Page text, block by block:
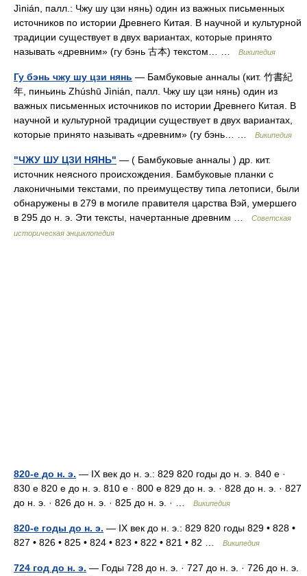
Jìnián, палл.: Чжу шу цзи нянь) один из важных письменных
источников по истории Древнего Китая. В научной и культурной
традиции существует в двух вариантах, которые принято
называть «древним» (гу бэнь 古本) текстом… …
Википедия
Гу бэнь чжу шу цзи нянь — Бамбуковые анналы (кит. 竹書紀
年, пиньинь Zhúshū Jìnián, палл. Чжу шу цзи нянь) один из
важных письменных источников по истории Древнего Китая. В
научной и культурной традиции существует в двух вариантах,
которые принято называть «древним» (гу бэнь… …
Википедия
"ЧЖУ ШУ ЦЗИ НЯНЬ" — ( Бамбуковые анналы ) др. кит.
источник неясного происхождения. Бамбуковые планки с
лаконичными текстами, по преимуществу типа летописи, были
обнаружены в 279 в могиле правителя царства Вэй, умершего
в 295 до н. э. Эти тексты, начертанные древним …
Советская
историческая энциклопедия
820-е до н. э. — IX век до н. э.: 829 820 годы до н. э. 840 е ·
830 е 820 е до н. э. 810 е · 800 е 829 до н. э. · 828 до н. э. · 827
до н. э. · 826 до н. э. · 825 до н. э. · …
Википедия
820-е годы до н. э. — IX век до н. э.: 829 820 годы 829 • 828 •
827 • 826 • 825 • 824 • 823 • 822 • 821 • 82 …
Википедия
724 год до н. э. — Годы 728 до н. э. · 727 до н. э. · 726 до н. э.